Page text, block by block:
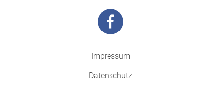
Impressum
Datenschutz